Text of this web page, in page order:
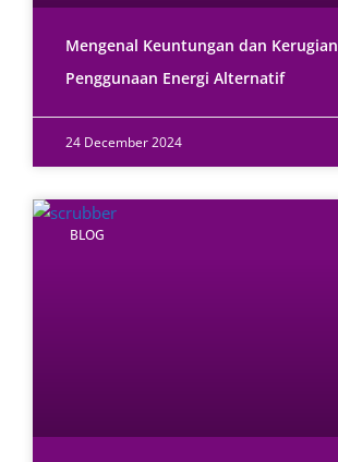
Mengenal Keuntungan dan Kerugian
Penggunaan Energi Alternatif
24 December 2024
BLOG